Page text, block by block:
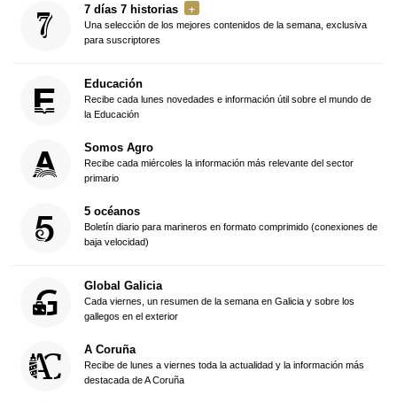
7 días 7 historias
Una selección de los mejores contenidos de la semana, exclusiva
para suscriptores
Educación
Recibe cada lunes novedades e información útil sobre el mundo de
la Educación
Somos Agro
Recibe cada miércoles la información más relevante del sector
primario
5 océanos
Boletín diario para marineros en formato comprimido (conexiones de
baja velocidad)
Global Galicia
Cada viernes, un resumen de la semana en Galicia y sobre los
gallegos en el exterior
A Coruña
Recibe de lunes a viernes toda la actualidad y la información más
destacada de A Coruña